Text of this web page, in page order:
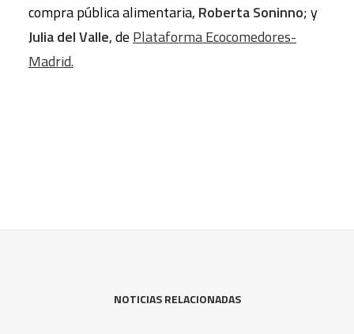
compra pública alimentaria, Roberta Soninno; y
Julia del Valle, de Plataforma Ecocomedores-
Madrid.
NOTICIAS RELACIONADAS